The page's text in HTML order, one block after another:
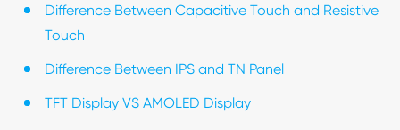
Difference Between Capacitive Touch and Resistive
Touch
Difference Between IPS and TN Panel
TFT Display VS AMOLED Display